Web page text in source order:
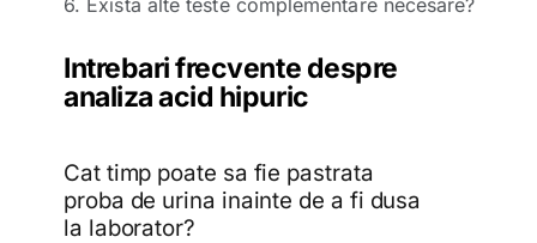
Intrebari frecvente despre
analiza acid hipuric
Cat timp poate sa fie pastrata
proba de urina inainte de a fi dusa
la laborator?